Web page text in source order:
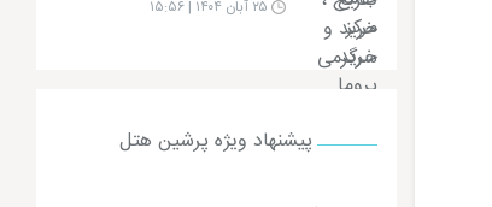
پیشنهاد ویژه پرشین هتل